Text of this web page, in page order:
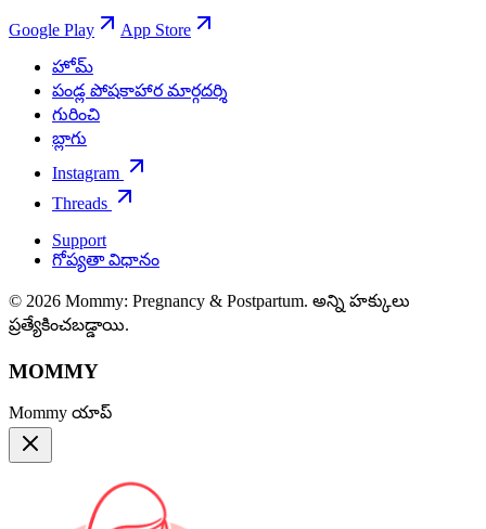
Google Play
App Store
హోమ్
పండ్ల పోషకాహార మార్గదర్శి
గురించి
బ్లాగు
Instagram
Threads
Support
గోప్యతా విధానం
© 2026 Mommy: Pregnancy & Postpartum. అన్ని హక్కులు
ప్రత్యేకించబడ్డాయి.
MOMMY
Mommy యాప్